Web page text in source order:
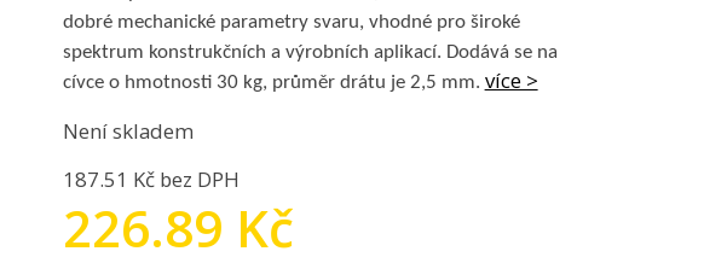
dobré mechanické parametry svaru, vhodné pro široké
spektrum konstrukčních a výrobních aplikací. Dodává se na
cívce o hmotnosti 30 kg, průměr drátu je 2,5 mm. více >
Není skladem
187.51 Kč bez DPH
226.89 Kč